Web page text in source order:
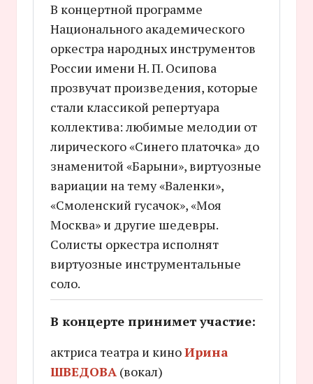
В концертной программе
Национального академического
оркестра народных инструментов
России имени Н. П. Осипова
прозвучат произведения, которые
стали классикой репертуара
коллектива: любимые мелодии от
лирического «Синего платочка» до
знаменитой «Барыни», виртуозные
вариации на тему «Валенки»,
«Смоленский гусачок», «Моя
Москва» и другие шедевры.
Солисты оркестра исполнят
виртуозные инструментальные
соло.
В концерте принимет участие:
актриса театра и киноИрина
ШВЕДОВА (вокал)